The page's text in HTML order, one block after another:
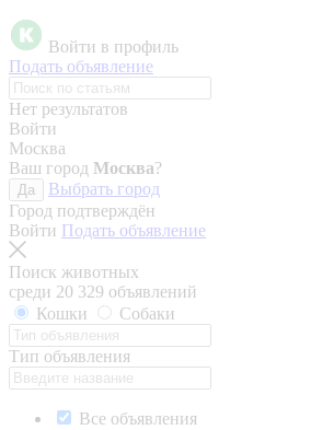
Войти в профиль
Подать объявление
Нет результатов
Войти
Москва
Ваш город Москва?
Да
Выбрать город
Город подтверждён
Войти Подать объявление
Поиск животных
среди 20 329 объявлений
Кошки
Собаки
Тип объявления
Все объявления